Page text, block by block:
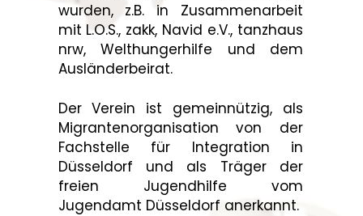
wurden, z.B. in Zusammenarbeit
mit L.O.S., zakk, Navid e.V., tanzhaus
nrw, Welthungerhilfe und dem
Ausländerbeirat.
Der Verein ist gemeinnützig, als
Migrantenorganisation von der
Fachstelle für Integration in
Düsseldorf und als Träger der
freien Jugendhilfe vom
Jugendamt Düsseldorf anerkannt.